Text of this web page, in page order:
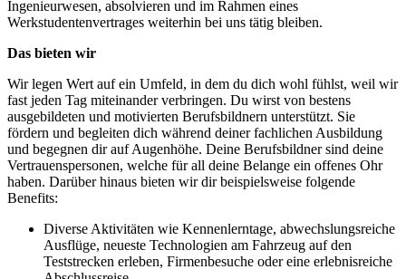
Ingenieurwesen, absolvieren und im Rahmen eines
Werkstudentenvertrages weiterhin bei uns tätig bleiben.
Das bieten wir
Wir legen Wert auf ein Umfeld, in dem du dich wohl fühlst, weil wir
fast jeden Tag miteinander verbringen. Du wirst von bestens
ausgebildeten und motivierten Berufsbildnern unterstützt. Sie
fördern und begleiten dich während deiner fachlichen Ausbildung
und begegnen dir auf Augenhöhe. Deine Berufsbildner sind deine
Vertrauenspersonen, welche für all deine Belange ein offenes Ohr
haben. Darüber hinaus bieten wir dir beispielsweise folgende
Benefits:
Diverse Aktivitäten wie Kennenlerntage, abwechslungsreiche
Ausflüge, neueste Technologien am Fahrzeug auf den
Teststrecken erleben, Firmenbesuche oder eine erlebnisreiche